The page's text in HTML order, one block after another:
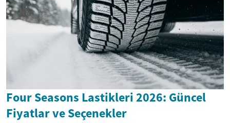
Four Seasons Lastikleri 2026: Güncel
Fiyatlar ve Seçenekler